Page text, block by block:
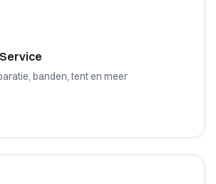
banden, tent en meer